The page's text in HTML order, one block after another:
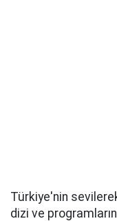
Türkiye'nin
dizi ve